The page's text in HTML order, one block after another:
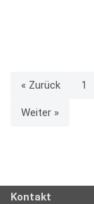
« Zurück 1
Weiter »
Kontakt